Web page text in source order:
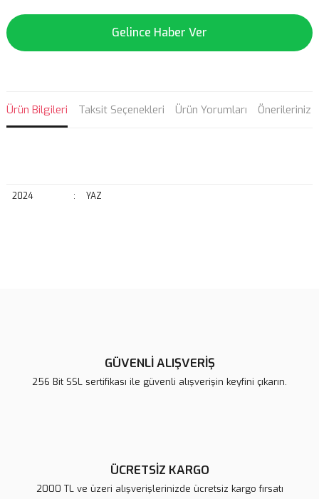
Gelince Haber Ver
Ürün Bilgileri Taksit Seçenekleri Ürün Yorumları Önerileriniz
2024 : YAZ
Ürün açıklamasında eksik bilgiler bulunuyor.
GÜVENLİ ALIŞVERİŞ
256 Bit SSL sertifikası ile güvenli alışverişin keyfini çıkarın.
ÜCRETSİZ KARGO
2000 TL ve üzeri alışverişlerinizde ücretsiz kargo fırsatı